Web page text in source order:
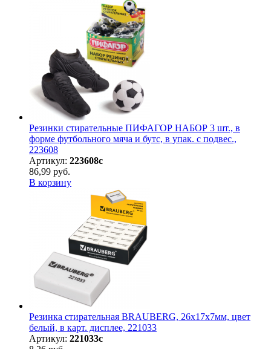
Резинки стирательные ПИФАГОР НАБОР 3 шт., в
форме футбольного мяча и бутс, в упак. с подвес.,
223608
Артикул: 223608с
86,99 руб.
В корзину
Резинка стирательная BRAUBERG, 26х17х7мм, цвет
белый, в карт. дисплее, 221033
Артикул: 221033с